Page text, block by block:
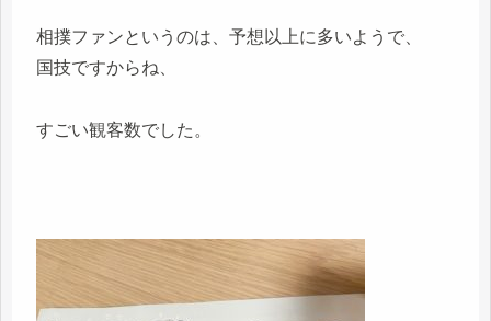
相撲ファンというのは、予想以上に多いようで、
国技ですからね、
すごい観客数でした。